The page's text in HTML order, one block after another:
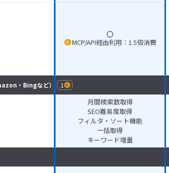
MCP/API経由利用：1.5倍消費
・Bingなど） 1
月間検索数取得
SEO難易度取得
フィルタ・ソート機能
一括取得
キーワード増量